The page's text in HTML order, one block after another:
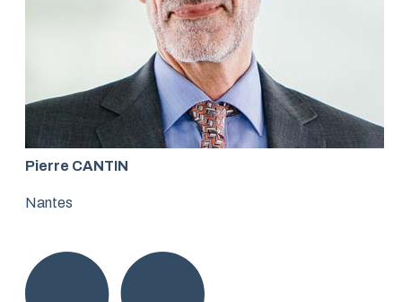
Pierre CANTIN
Nantes